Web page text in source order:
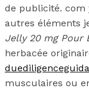
de publicité. com
autres éléments
Jelly 20 mg Pour
herbacée
musculaires ou